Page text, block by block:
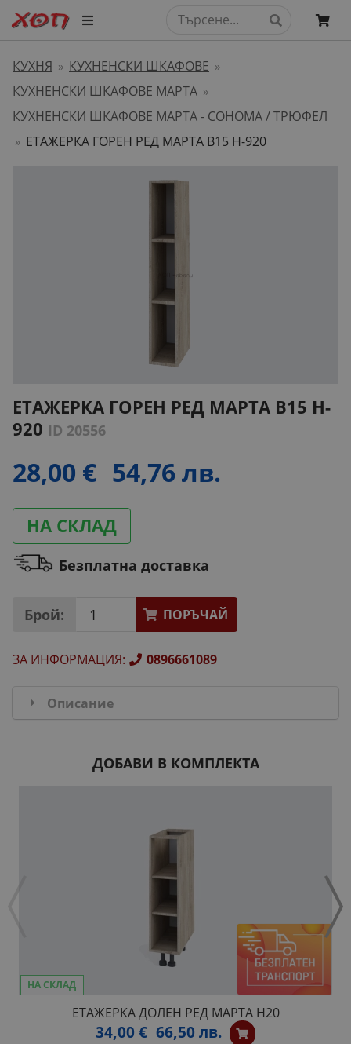
КУХНЯ » КУХНЕНСКИ ШКАФОВЕ »
КУХНЕНСКИ ШКАФОВЕ МАРТА »
КУХНЕНСКИ ШКАФОВЕ МАРТА - СОНОМА / ТРЮФЕЛ
» ЕТАЖЕРКА ГОРЕН РЕД МАРТА В15 H-920
ЕТАЖЕРКА ГОРЕН РЕД МАРТА В15 H-
920 ID 20556
28,00 € 54,76 лв.
НА СКЛАД
Безплатна доставка
Брой: ПОРЪЧАЙ
ЗА ИНФОРМАЦИЯ: 0896661089
Описание
ДОБАВИ В КОМПЛЕКТА
НА СКЛАД
ЕТАЖЕРКА ДОЛЕН РЕД МАРТА Н20
34,00 € 66,50 лв.